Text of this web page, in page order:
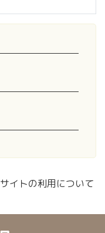
サイトの利用について